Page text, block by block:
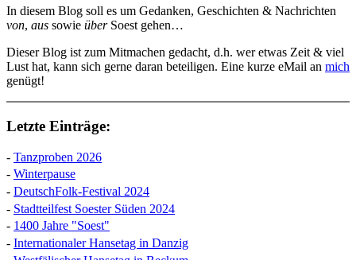
In diesem Blog soll es um Gedanken, Geschichten & Nachrichten
von, aus sowie überSoest gehen…
Dieser Blog ist zum Mitmachen gedacht, d.h. wer etwas Zeit & viel
Lust hat, kann sich gerne daran beteiligen. Eine kurze eMail an mich
genügt!
Letzte Einträge:
- Tanzproben 2026
- Winterpause
- DeutschFolk-Festival 2024
- Stadtteilfest Soester Süden 2024
- 1400 Jahre "Soest"
- Internationaler Hansetag in Danzig